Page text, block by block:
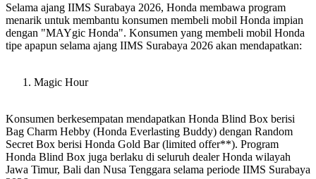
Selama ajang IIMS Surabaya 2026, Honda membawa program
menarik untuk membantu konsumen membeli mobil Honda impian
dengan "MAYgic Honda". Konsumen yang membeli mobil Honda
tipe apapun selama ajang IIMS Surabaya 2026 akan mendapatkan:
Magic Hour
Konsumen berkesempatan mendapatkan Honda Blind Box berisi
Bag Charm Hebby (Honda Everlasting Buddy) dengan Random
Secret Box berisi Honda Gold Bar (limited offer**). Program
Honda Blind Box juga berlaku di seluruh dealer Honda wilayah
Jawa Timur, Bali dan Nusa Tenggara selama periode IIMS Surabaya